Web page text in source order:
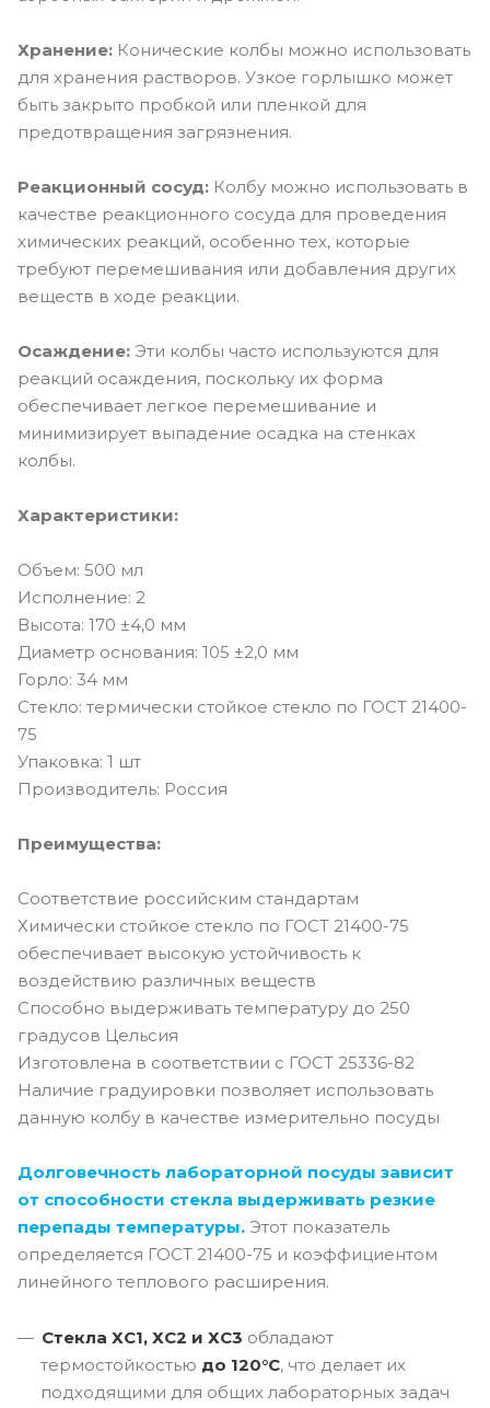
Хранение: Конические колбы можно использовать
для хранения растворов. Узкое горлышко может
быть закрыто пробкой или пленкой для
предотвращения загрязнения.
Реакционный сосуд: Колбу можно использовать в
качестве реакционного сосуда для проведения
химических реакций, особенно тех, которые
требуют перемешивания или добавления других
веществ в ходе реакции.
Осаждение: Эти колбы часто используются для
реакций осаждения, поскольку их форма
обеспечивает легкое перемешивание и
минимизирует выпадение осадка на стенках
колбы.
Характеристики:
Объем: 500 мл
Исполнение: 2
Высота: 170 ±4,0 мм
Диаметр основания: 105 ±2,0 мм
Горло: 34 мм
Стекло: термически стойкое стекло по ГОСТ 21400-
75
Упаковка: 1 шт
Производитель: Россия
Преимущества:
Соответствие российским стандартам
Химически стойкое стекло по ГОСТ 21400-75
обеспечивает высокую устойчивость к
воздействию различных веществ
Способно выдерживать температуру до 250
градусов Цельсия
Изготовлена в соответствии с ГОСТ 25336-82
Наличие градуировки позволяет использовать
данную колбу в качестве измерительно посуды
Долговечность лабораторной посуды зависит
от способности стекла выдерживать резкие
перепады температуры. Этот показатель
определяется ГОСТ 21400-75 и коэффициентом
линейного теплового расширения.
Стекла ХС1, ХС2 и ХС3 обладают
термостойкостью до 120°C, что делает их
подходящими для общих лабораторных задач